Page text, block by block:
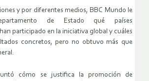
y por diferentes medios, BBC Mundo le
de Estado qué países
participado en la iniciativa global y cuáles
concretos, pero no obtuvo más que
cómo se justifica la promoción de